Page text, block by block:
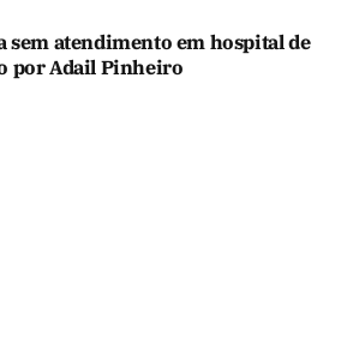
sem atendimento em hospital de
por Adail Pinheiro